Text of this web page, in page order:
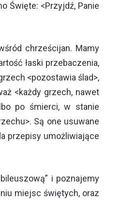
Święte: <Przyjdź, Panie
chrześcijan. Mamy
łaski przebaczenia,
<pozostawia ślad>,
<każdy grzech, nawet
po śmierci, w stanie
Są one usuwane
przepisy umożliwiające
i poznajemy
miejsc świętych, oraz